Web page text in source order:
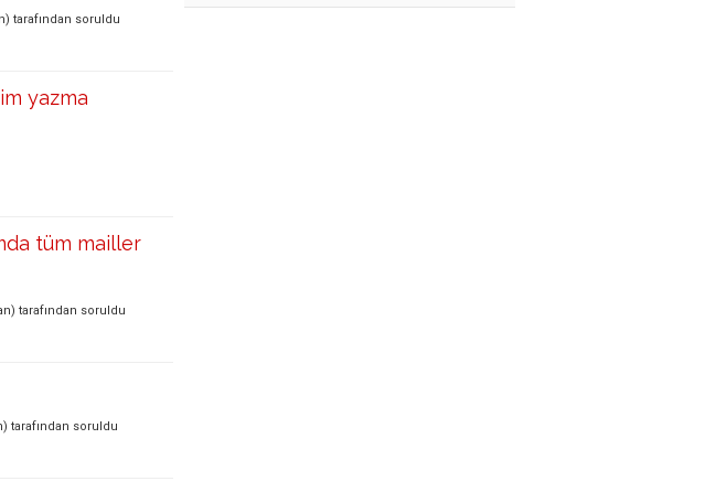
tarafından soruldu
yazma
tüm mailler
tarafından soruldu
tarafından soruldu